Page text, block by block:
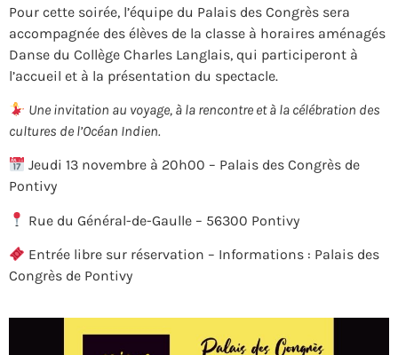
Pour cette soirée, l’équipe du Palais des Congrès sera
accompagnée des élèves de la classe à horaires aménagés
Danse du Collège Charles Langlais, qui participeront à
l’accueil et à la présentation du spectacle.
Une invitation au voyage, à la rencontre et à la célébration des
cultures de l’Océan Indien.
Jeudi 13 novembre à 20h00 – Palais des Congrès de
Pontivy
Rue du Général-de-Gaulle – 56300 Pontivy
Entrée libre sur réservation – Informations : Palais des
Congrès de Pontivy